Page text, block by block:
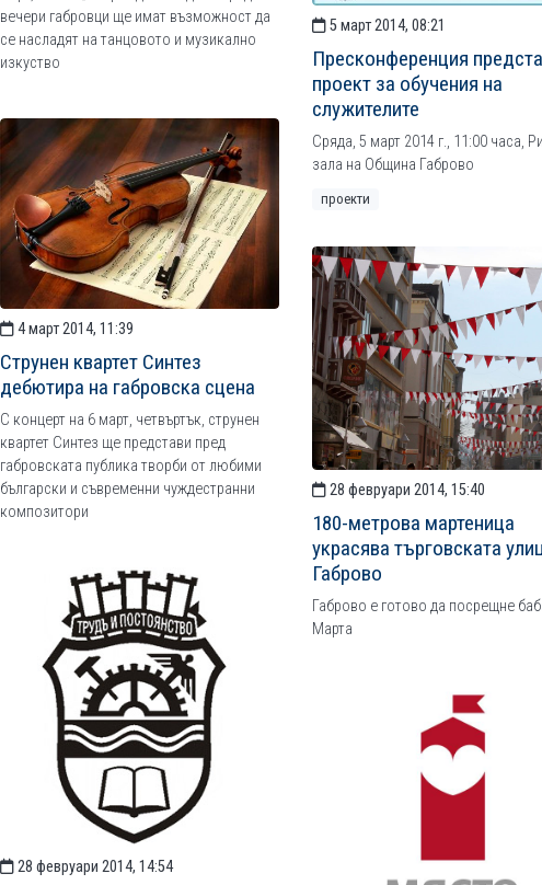
вечери габровци ще имат възможност да
се насладят на танцовото и музикално
изкуство
5 март 2014, 08:21
Пресконференция
проект за обучения на
служителите
Сряда, 5 март 2014 г., 11:00 часа,
зала на Община Габрово
проекти
4 март 2014, 11:39
Струнен квартет Синтез
дебютира на габровска сцена
С концерт на 6 март, четвъртък, струнен
квартет Синтез ще представи пред
габровската публика творби от любими
български и съвременни чуждестранни
композитори
28 февруари 2014, 15:40
180-метрова мартеница
украсява търговската
Габрово
Габрово е готово да посрещне
Марта
28 февруари 2014, 14:54